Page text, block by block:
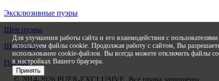
Эксклюзивные пуэры
Шен пуэры
Шу пуэры
Посуда
Для улучшения работы сайта и его взаимодействия с
используем файлы cookie. Продолжая работу с сайтом, Вы
использование cookie-файлов. Вы всегда можете отключить файлы
в настройках Вашего браузера.
Принять